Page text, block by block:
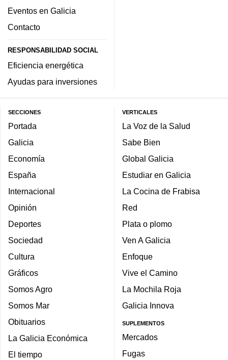
Eventos en Galicia
Contacto
RESPONSABILIDAD SOCIAL
Eficiencia energética
Ayudas para inversiones
SECCIONES
Portada
Galicia
Economía
España
Internacional
Opinión
Deportes
Sociedad
Cultura
Gráficos
Somos Agro
Somos Mar
Obituarios
La Galicia Económica
El tiempo
VERTICALES
La Voz de la Salud
Sabe Bien
Global Galicia
Estudiar en Galicia
La Cocina de Frabisa
Red
Plata o plomo
Ven A Galicia
Enfoque
Vive el Camino
La Mochila Roja
Galicia Innova
SUPLEMENTOS
Mercados
Fugas